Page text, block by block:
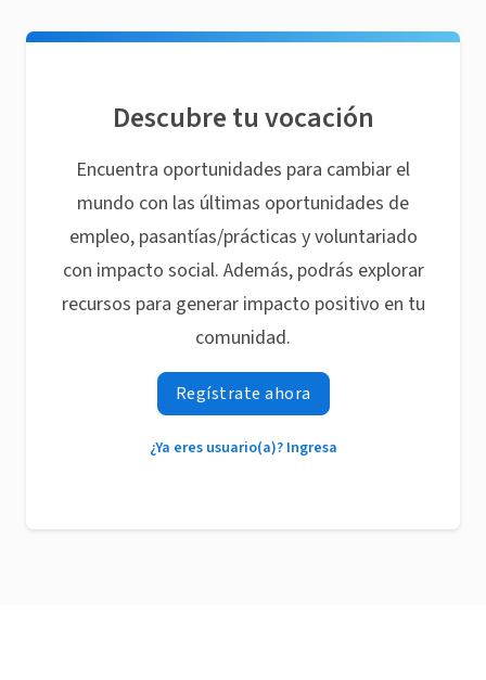
Descubre tu vocación
Encuentra oportunidades para cambiar el
mundo con las últimas oportunidades de
empleo, pasantías/prácticas y voluntariado
con impacto social. Además, podrás explorar
recursos para generar impacto positivo en tu
comunidad.
Regístrate ahora
¿Ya eres usuario(a)? Ingresa